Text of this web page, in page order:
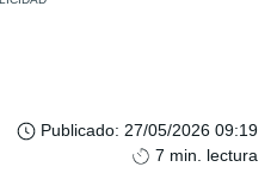
Publicado: 27/05/2026 09:19
7 min. lectura